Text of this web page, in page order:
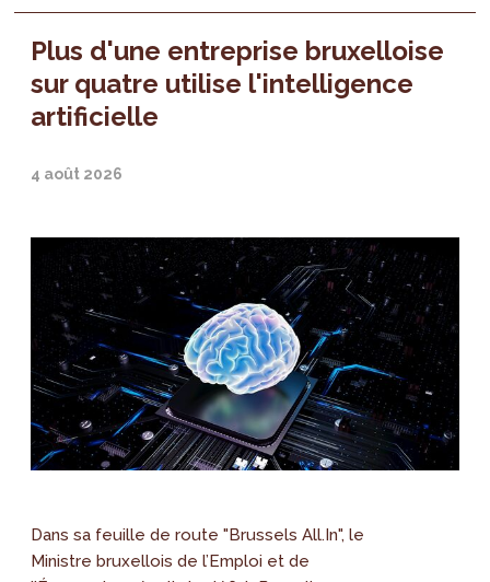
Plus d'une entreprise bruxelloise
sur quatre utilise l'intelligence
artificielle
4 août 2026
Dans sa feuille de route "Brussels All.In", le
Ministre bruxellois de l’Emploi et de